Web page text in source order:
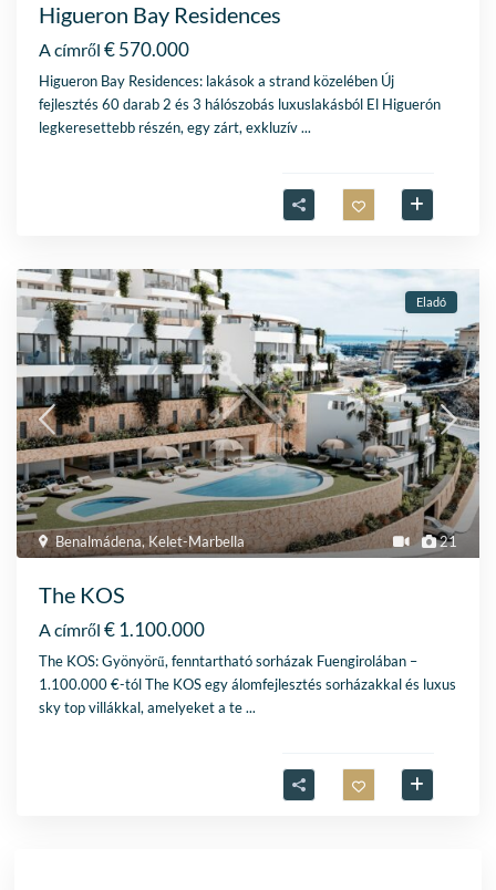
Higueron Bay Residences
A címről € 570.000
Higueron Bay Residences: lakások a strand közelében Új
fejlesztés 60 darab 2 és 3 hálószobás luxuslakásból El Higuerón
legkeresettebb részén, egy zárt, exkluzív...
21
Benalmádena,Kelet-Marbella
Eladó
The KOS
A címről € 1.100.000
The KOS: Gyönyörű, fenntartható sorházak Fuengirolában –
1.100.000 €-tól The KOS egy álomfejlesztés sorházakkal és luxus
sky top villákkal, amelyeket a te...